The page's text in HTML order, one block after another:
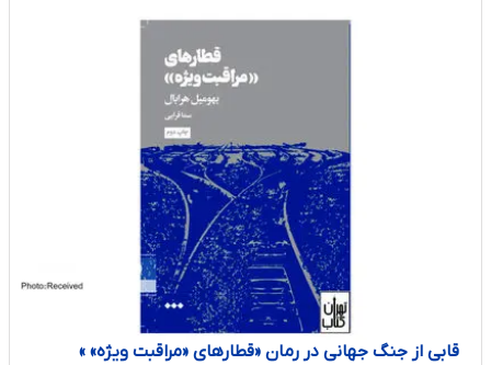
قابی از جنگ جهانی در رمان «قطارهای «مراقبت ویژه» »